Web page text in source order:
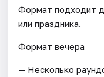
Формат подходит
или праздника.
Формат вечера
— Несколько